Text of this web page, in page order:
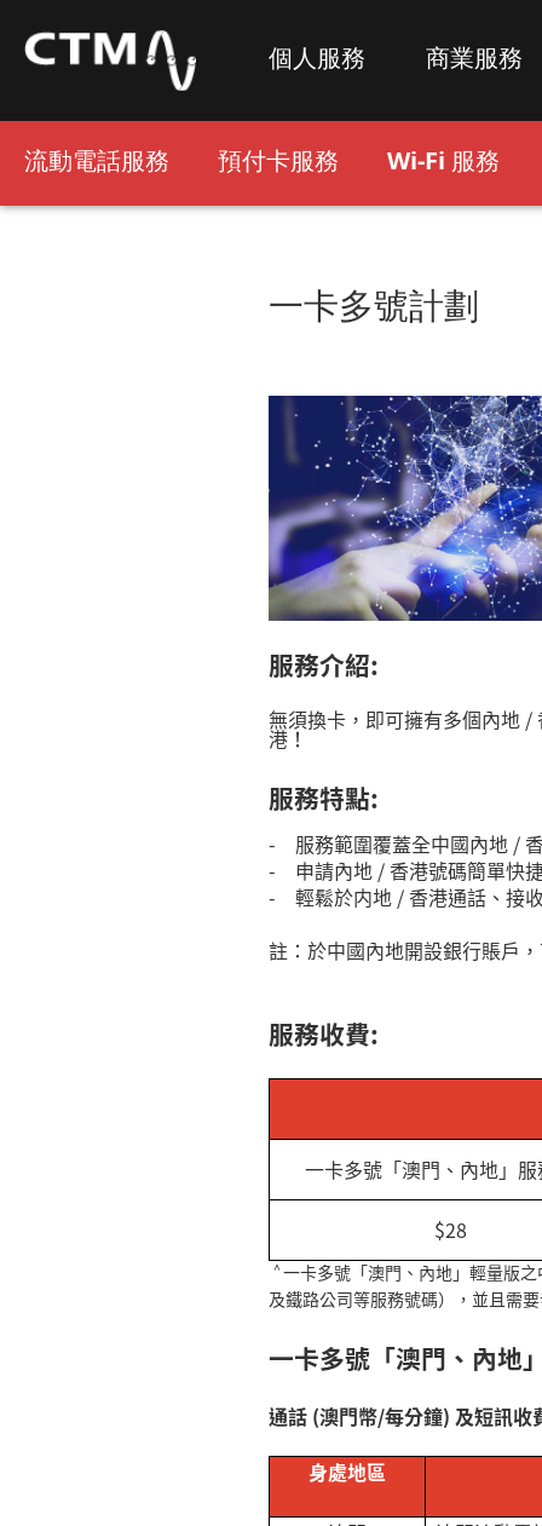
個人服務 商業服務
流動電話服務 預付卡服務 Wi-Fi 服務
一卡多號計劃
服務介紹:
無須換卡，即可擁有多個內地
港！
服務特點:
- 服務範圍覆蓋全中國內地 /
- 申請內地 / 香港號碼簡單快
- 輕鬆於内地 / 香港通話、接
註：於中國內地開設銀行賬戶
服務收費:
一卡多號「澳門、內地」
$28
^ 一卡多號「澳門、內地」輕量版
及鐵路公司等服務號碼），並且需
一卡多號「澳門、內地
通話 (澳門幣/每分鐘) 及短訊收
身處地區